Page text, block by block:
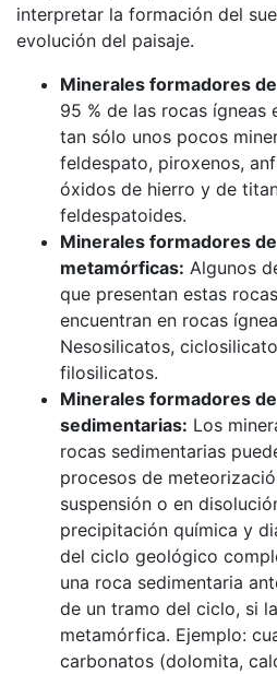
interpretar la formación del
evolución del paisaje.
Minerales formadores
95 % de las rocas
tan sólo unos pocos
feldespato, piroxenos,
óxidos de hierro y de
feldespatoides.
Minerales formadores
metamórficas: Algunos
que presentan estas
encuentran en rocas
Nesosilicatos,
filosilicatos.
Minerales formadores
sedimentarias: Los
rocas sedimentarias
procesos de
suspensión o en
precipitación química y
del ciclo geológico
una roca sedimentaria
de un tramo del ciclo, si
metamórfica. Ejemplo:
carbonatos (dolomita,